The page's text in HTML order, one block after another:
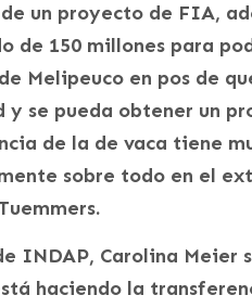
un proyecto de FIA,
de 150 millones para
Melipeuco en pos de
y se pueda obtener un
de la de vaca tiene
sobre todo en el
INDAP, Carolina Meier
haciendo la